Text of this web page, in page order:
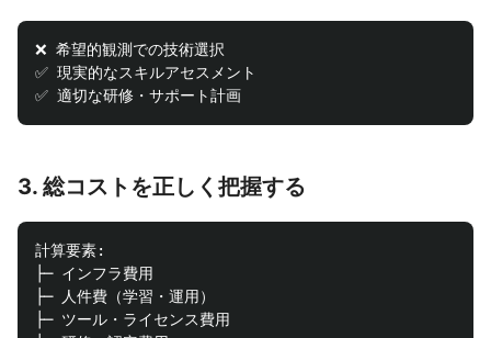
❌ 希望的観測での技術選択
✅ 現実的なスキルアセスメント
3. 総コストを正しく把握する
計算要素:
├─ インフラ費用
├─ 人件費（学習・運用）
├─ ツール・ライセンス費用